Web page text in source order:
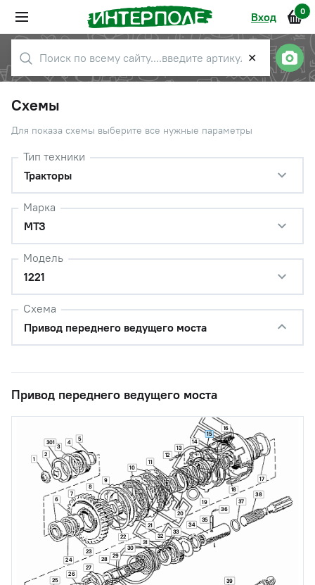
Вход 0
✕
Схемы
Для показа схемы выберите все нужные параметры
Тип техники
Тракторы
Марка
МТЗ
Модель
1221
Схема
Привод переднего ведущего моста
Привод переднего ведущего моста
1
2
3
4
5
6
7
8
9
10
11
12
13
14
15
16
17
18
19
20
21
22
23
24
25
26
27
28 29
30
31
32
33
34
35
36
37
38
39
301